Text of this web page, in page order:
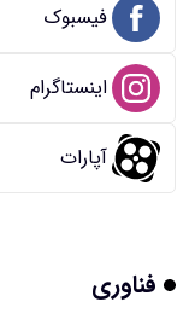
فیسبوک
اینستاگرام
آپارات
فناوری